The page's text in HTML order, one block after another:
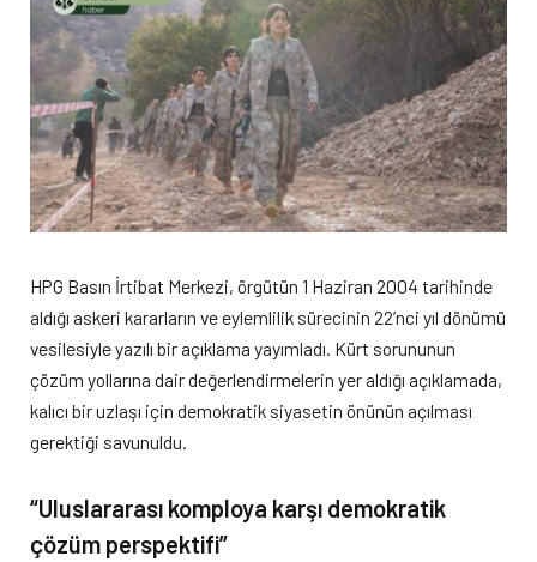
HPG Basın İrtibat Merkezi, örgütün 1 Haziran 2004 tarihinde
aldığı askeri kararların ve eylemlilik sürecinin 22’nci yıl dönümü
vesilesiyle yazılı bir açıklama yayımladı. Kürt sorununun
çözüm yollarına dair değerlendirmelerin yer aldığı açıklamada,
kalıcı bir uzlaşı için demokratik siyasetin önünün açılması
gerektiği savunuldu.
“Uluslararası komploya karşı demokratik
çözüm perspektifi”